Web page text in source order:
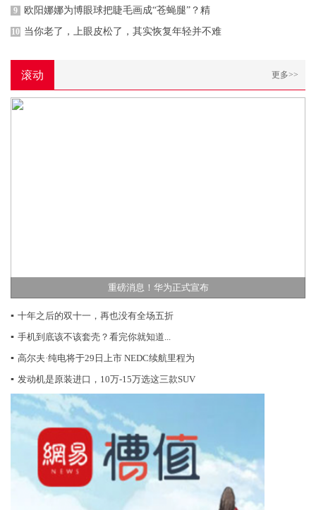
9 欧阳娜娜为博眼球把睫毛画成“苍蝇腿”？精
10 当你老了，上眼皮松了，其实恢复年轻并不难
滚动 更多>>
重磅消息！华为正式宣布
▪ 十年之后的双十一，再也没有全场五折
▪ 手机到底该不该套壳？看完你就知道...
▪ 高尔夫·纯电将于29日上市 NEDC续航里程为
▪ 发动机是原装进口，10万-15万选这三款SUV